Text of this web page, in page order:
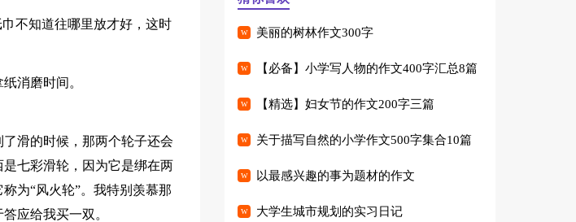
不知道往哪里放才好，这时
消磨时间。
滑的时候，那两个轮子还会
七彩滑轮，因为它是绑在两
为“风火轮”。我特别羡慕那
应给我买一双。
美丽的树林作文300字
【必备】小学写人物的作文400字汇总8篇
【精选】妇女节的作文200字三篇
关于描写自然的小学作文500字集合10篇
以最感兴趣的事为题材的作文
大学生城市规划的实习日记